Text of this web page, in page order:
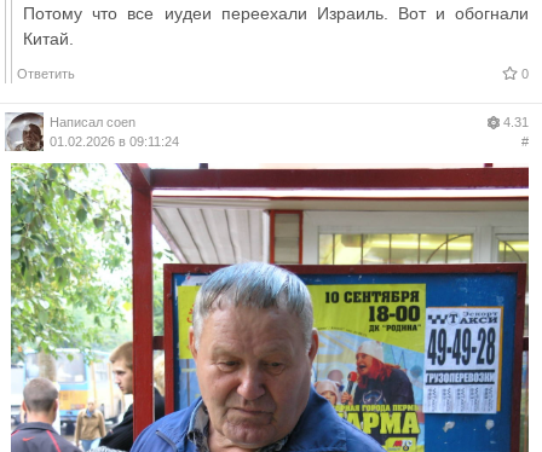
Потому что все иудеи переехали Израиль. Вот и обогнали
Китай.
Ответить 0
Написал coen
01.02.2026 в 09:11:24
4.31
#